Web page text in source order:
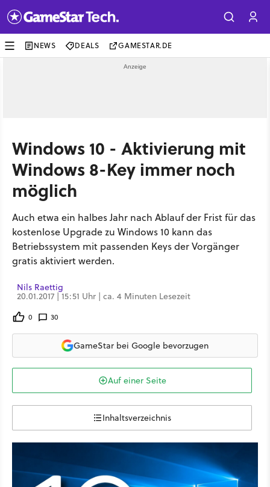
NEWS DEALS GAMESTAR.DE
Windows 10 - Aktivierung mit
Windows 8-Key immer noch
möglich
Auch etwa ein halbes Jahr nach Ablauf der Frist für das
kostenlose Upgrade zu Windows 10 kann das
Betriebssystem mit passenden Keys der Vorgänger
gratis aktiviert werden.
Nils Raettig
20.01.2017 | 15:51 Uhr | ca. 4 Minuten Lesezeit
0 30
GameStar bei Google bevorzugen
Auf einer Seite
Inhaltsverzeichnis